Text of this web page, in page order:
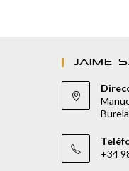
JAIME
Burela
+34